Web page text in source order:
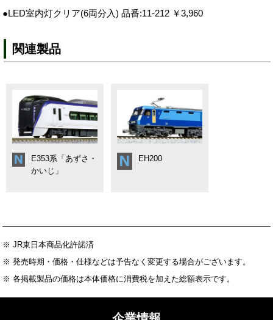
●LED室内灯クリア(6両分入) 品番:11-212 ￥3,960
関連製品
E353系「あずさ・
かいじ」
EH200
※ JR東日本商品化許諾済
※ 発売時期・価格・仕様などは予告なく変更する場合がございます。
※ 各掲載製品の価格は本体価格に消費税を加えた総額表示です。